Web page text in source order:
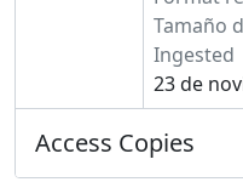
Tamaño
Ingested
23 de
Access Copies